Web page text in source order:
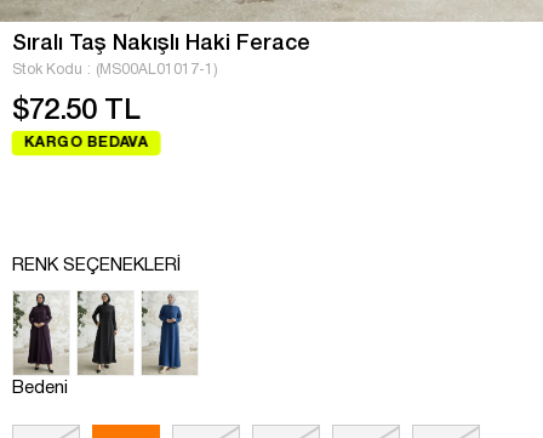
Sıralı Taş Nakışlı Haki Ferace
Stok Kodu (MS00AL01017-1)
$72.50 TL
KARGO BEDAVA
RENK SEÇENEKLERI
Bedeni